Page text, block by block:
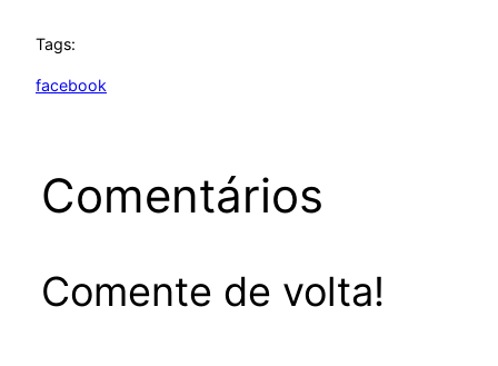
Tags:
facebook
Comentários
Comente de volta!